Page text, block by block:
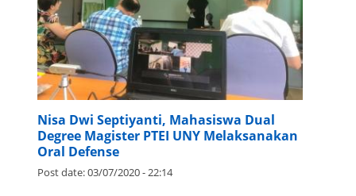
Nisa Dwi Septiyanti, Mahasiswa Dual
Degree Magister PTEI UNY Melaksanakan
Oral Defense
Post date:03/07/2020 - 22:14